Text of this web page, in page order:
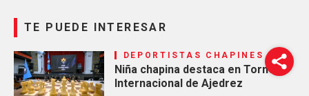
TE PUEDE INTERESAR
DEPORTISTAS CHAPINES
Niña chapina destaca en Torneo
Internacional de Ajedrez